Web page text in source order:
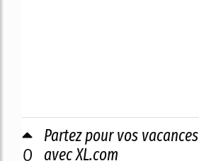
0
Partez pour vos
avec XL.com